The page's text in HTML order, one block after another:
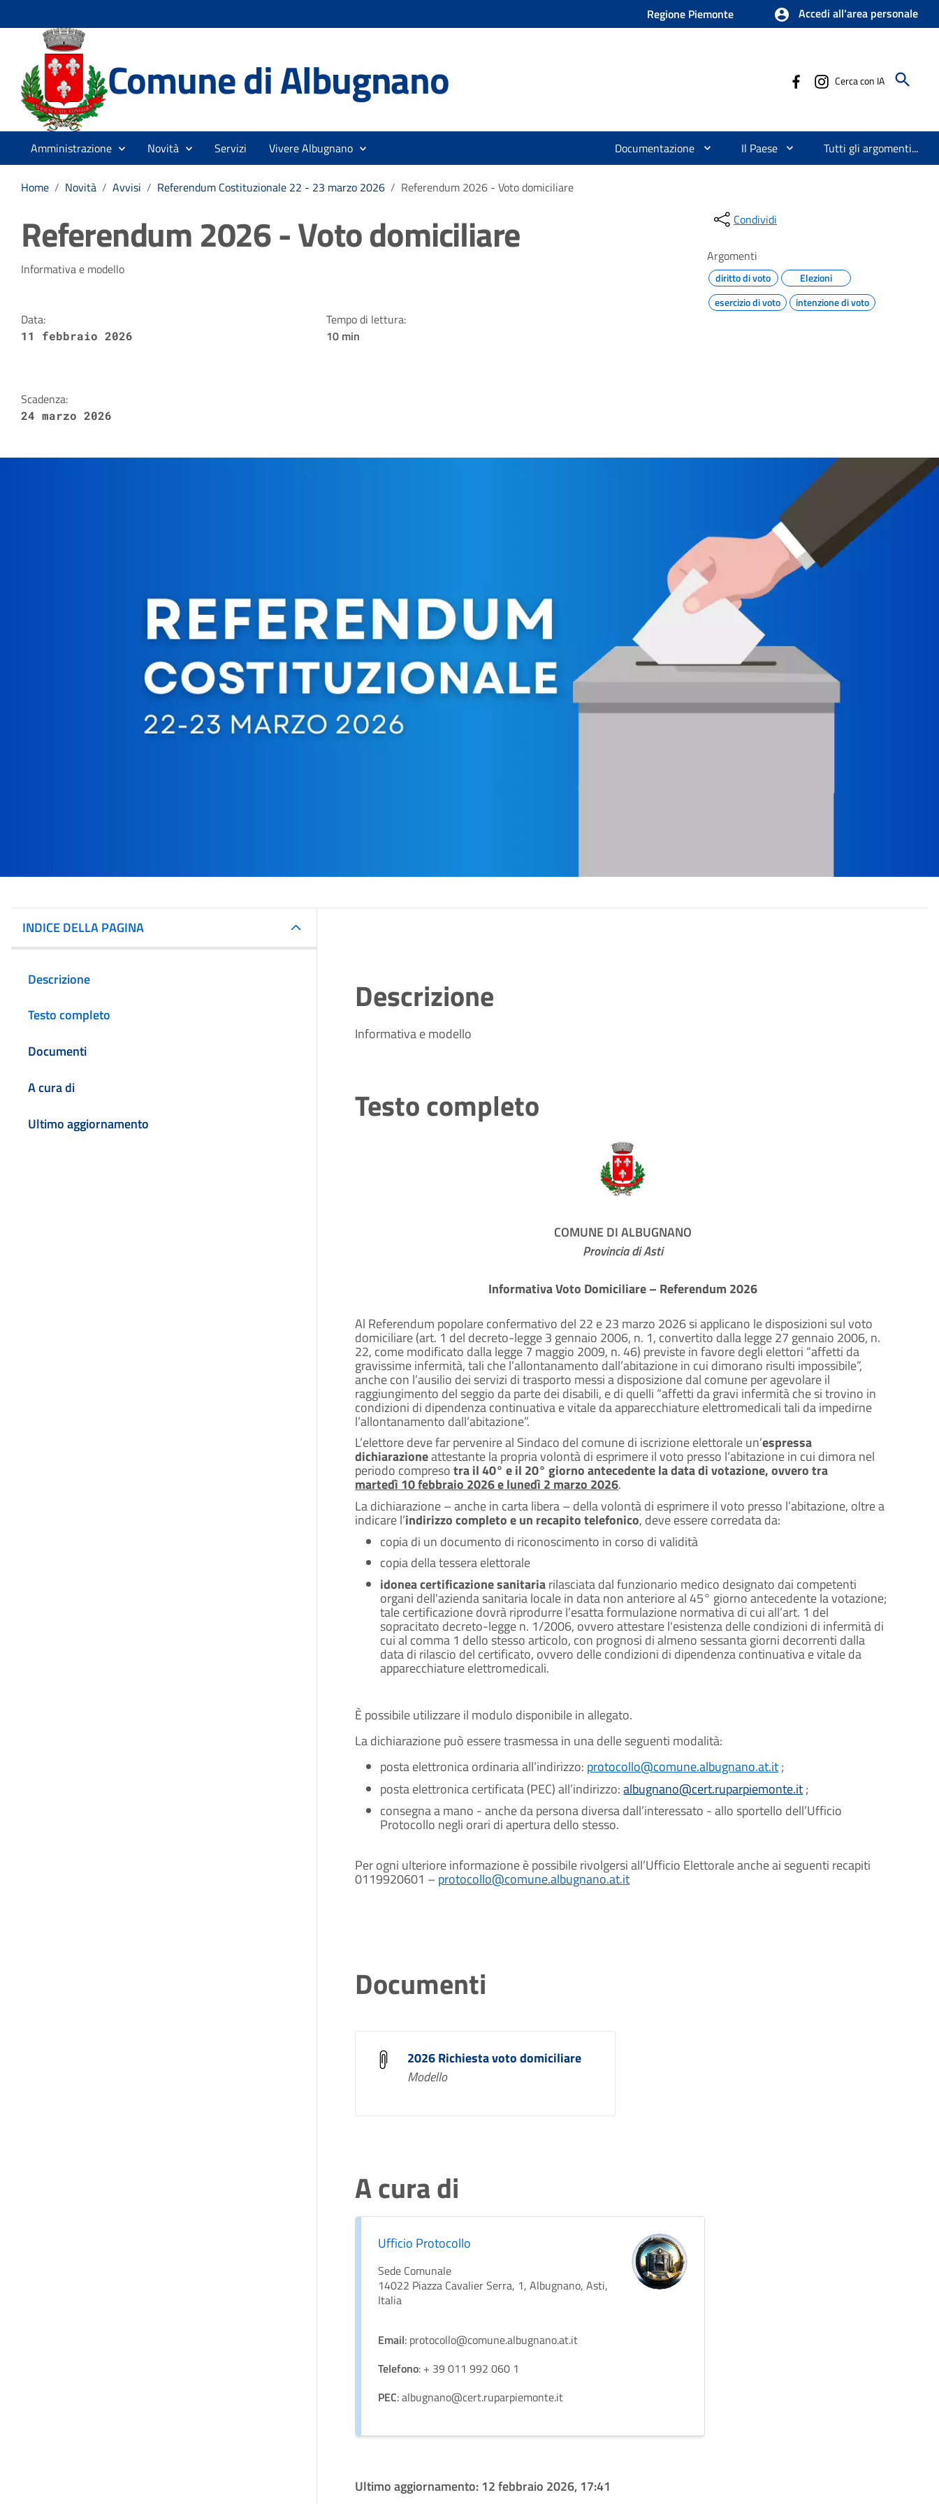
Regione Piemonte Accedi all'area personale
Comune di Albugnano Cerca con IA
Amministrazione Novità Servizi Vivere Albugnano Documentazione Il Paese Tutti gli argomenti...
Home / Novità / Avvisi / Referendum Costituzionale 22 - 23 marzo 2026 / Referendum 2026 - Voto domiciliare
Referendum 2026 - Voto domiciliare
Dettagli della notizia
Informativa e modello
Data:
11 febbraio 2026
Tempo di lettura:
10 min
Scadenza:
24 marzo 2026
Condividi
Argomenti
diritto di voto
Elezioni
esercizio di voto
intenzione di voto
INDICE DELLA PAGINA
Descrizione
Testo completo
Documenti
A cura di
Ultimo aggiornamento
Descrizione
Informativa e modello
Testo completo
COMUNE DI ALBUGNANO
Provincia di Asti
Informativa Voto Domiciliare – Referendum 2026
Al Referendum popolare confermativo del 22 e 23 marzo 2026 si applicano le disposizioni sul voto
domiciliare (art. 1 del decreto-legge 3 gennaio 2006, n. 1, convertito dalla legge 27 gennaio 2006, n.
22, come modificato dalla legge 7 maggio 2009, n. 46) previste in favore degli elettori “affetti da
gravissime infermità, tali che l’allontanamento dall’abitazione in cui dimorano risulti impossibile”,
anche con l’ausilio dei servizi di trasporto messi a disposizione dal comune per agevolare il
raggiungimento del seggio da parte dei disabili, e di quelli “affetti da gravi infermità che si trovino in
condizioni di dipendenza continuativa e vitale da apparecchiature elettromedicali tali da impedirne
l’allontanamento dall’abitazione”.
L’elettore deve far pervenire al Sindaco del comune di iscrizione elettorale un’espressa
dichiarazioneattestante la propria volontà di esprimere il voto presso l’abitazione in cui dimora nel
periodo compresotra il 40° e il 20° giorno antecedente la data di votazione, ovvero tra
martedì 10 febbraio 2026 e lunedì 2 marzo 2026.
La dichiarazione – anche in carta libera – della volontà di esprimere il voto presso l’abitazione, oltre a
indicare l’indirizzo completo e un recapito telefonico, deve essere corredata da:
copia di un documento di riconoscimento in corso di validità
copia della tessera elettorale
idonea certificazione sanitariarilasciata dal funzionario medico designato dai competenti
organi dell'azienda sanitaria locale in data non anteriore al 45° giorno antecedente la votazione;
tale certificazione dovrà riprodurre l’esatta formulazione normativa di cui all’art. 1 del
sopracitato decreto-legge n. 1/2006, ovvero attestare l'esistenza delle condizioni di infermità di
cui al comma 1 dello stesso articolo, con prognosi di almeno sessanta giorni decorrenti dalla
data di rilascio del certificato, ovvero delle condizioni di dipendenza continuativa e vitale da
apparecchiature elettromedicali.
È possibile utilizzare il modulo disponibile in allegato.
La dichiarazione può essere trasmessa in una delle seguenti modalità:
posta elettronica ordinaria all’indirizzo: protocollo@comune.albugnano.at.it;
posta elettronica certificata (PEC) all’indirizzo:albugnano@cert.ruparpiemonte.it;
consegna a mano - anche da persona diversa dall’interessato - allo sportello dell’Ufficio
Protocollo negli orari di apertura dello stesso.
Per ogni ulteriore informazione è possibile rivolgersi all’Ufficio Elettorale anche ai seguenti recapiti
0119920601 –protocollo@comune.albugnano.at.it
Documenti
2026 Richiesta voto domiciliare
Modello
A cura di
Ufficio Protocollo
Sede Comunale
14022 Piazza Cavalier Serra, 1, Albugnano, Asti,
Italia
Email: protocollo@comune.albugnano.at.it
Telefono: + 39 011 992 060 1
PEC: albugnano@cert.ruparpiemonte.it
Ultimo aggiornamento:12 febbraio 2026, 17:41